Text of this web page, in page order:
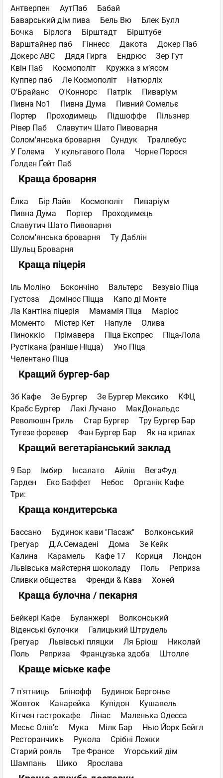
Антверпен АутПаб
Бабай
Баварський дім пива
Бель Вю
Блек Булл
Бочка
Бірлога Бірштадт
Бірштубе
Варштайнер паб
Гіннесс Дакота
Докер Паб
Докерс ABC
Дядя Гирга Ендрюс
Зер Гут
Квін Паб
Космополіт
Кружка з м’ясом
Куппер паб
Ле Космополіт
Натюрліх
О'Брайанс
О'Коннорс Патрік
Пиваріум
Пивна No1
Пивна Дума
Пивний Сомельє
Портер
Проходимець Підшоффе
Пільзнер
Рівер Паб
Славутич Шато Пивоварня
Солом'янська броварня
Сундук
Траллебус
У Голема
У кульгавого Пола
Чорне Порося
Ґолден Ґейт Паб
Краща броварня
Ёлка Бір Лайв Космополіт
Пиваріум
Пивна Дума
Портер
Проходимець
Славутич Шато Пивоварня
Солом'янська броварня
Ту Даблін
Шульц Броварня
Краща піцерія
Іль Моліно Бокончіно Вальтерс
Везувіо Піца
Густоза
Домінос Піцца
Капо ді Монте
Ла Кантіна піцерія
Мамамія Піца
Маріос
Моменто
Містер Кет Напуле
Олива
Пиноккіо
Прімавера Піца Експрес
Піца-Лола
Рустікана (раніше Ніцца)
Уно Піца
Челентано Піца
Кращий бургер-бар
3б Кафе Зе Бургер Зе Бургер Мексико
КФЦ
Крабc Бургер
Лакі Лучано
МакДональдс
Революшн Гриль
Стар Бургер
Тру Бургер Бар
Тугезе форевер
Фан Бургер Бар Як на крилах
Кращий вегетаріанський заклад
9 Бар Імбир Інсалато Айлів
ВегаФуд
Гарден
Еко Баффет Небос
Органiк Кафе
Три:
Краща кондитерська
Бассано Будинок кави "Пасаж"
Волконський
Грегуар
Д.А.Семадені Дома
Зе Кейк
Калина
Карамель Кафе 17 Кориця
Лондон
Львівська майстерня шоколаду
Поль
Реприза
Сливки общества
Френди & Кава Хоней
Краща булочна / пекарня
Бейкері Кафе Буланжері
Волконський
Віденські булочки
Галицький Штрудель
Грегуар
Львівські пляцки Ля Бріош
Николай
Поль
Реприза Французька здоба Штолле
Краще міське кафе
7 п'ятниць Блінофф
Будинок Бергонье
Жовток
Канарейка Купідон
Кушавель
Кітчен гастрокафе
Лінас
Маленька Одесса
Месьє Олів'є
Мука Мілк Бар
Нью Йорк Бейгл
Ресторанчикъ
Рукола
Срібні Ложки
Старий рояль
Тре Франсе
Угорський дім
Шампань
Шико Ярослава